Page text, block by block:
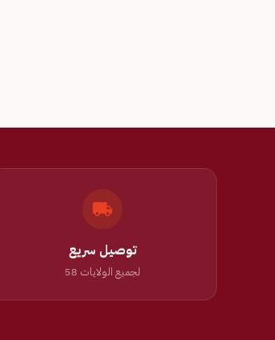
توصيل سريع
لجميع الولايات 58